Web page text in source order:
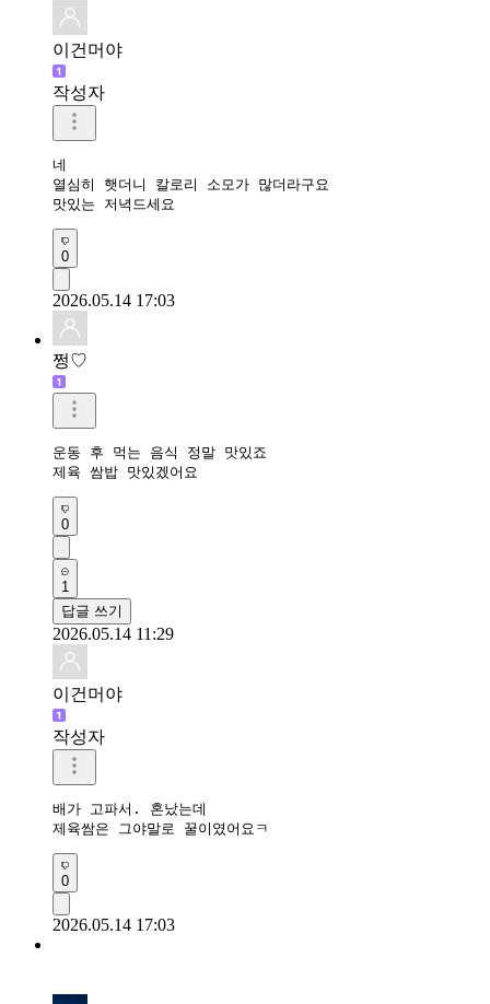
이건머야
작성자
네
열심히 햇더니 칼로리 소모가 많더라구요
맛있는 저녁드세요
0
2026.05.14 17:03
쩡♡
운동 후 먹는 음식 정말 맛있죠
제육 쌈밥 맛있겠어요
0
1
답글 쓰기
2026.05.14 11:29
이건머야
작성자
배가 고파서. 혼났는데
제육쌈은 그야말로 꿀이였어요ㅋ
0
2026.05.14 17:03